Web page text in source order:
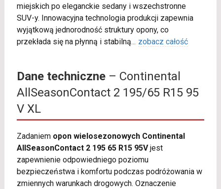
miejskich po eleganckie sedany i wszechstronne
SUV-y. Innowacyjna technologia produkcji zapewnia
wyjątkową jednorodność struktury opony, co
przekłada się na płynną i stabilną... zobacz całość
Dane techniczne– Continental
AllSeasonContact 2 195/65 R15 95
V XL
Zadaniem opon wielosezonowych Continental
AllSeasonContact 2 195 65 R15 95Vjest
zapewnienie odpowiedniego poziomu
bezpieczeństwa i komfortu podczas podróżowania w
zmiennych warunkach drogowych. Oznaczenie